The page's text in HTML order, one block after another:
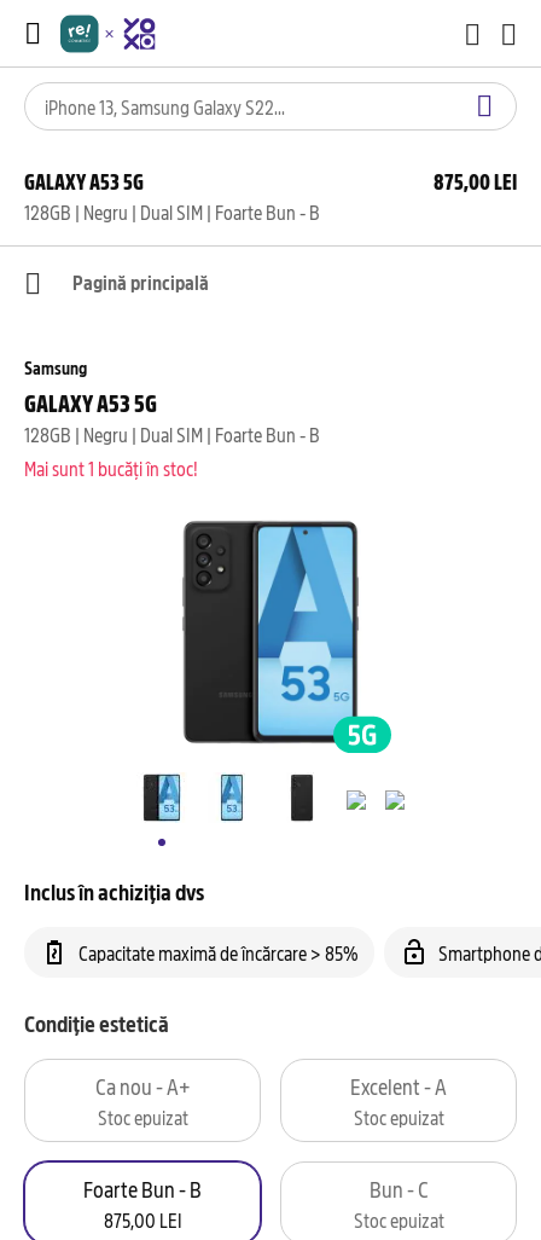
GALAXY A53 5G
128GB | Negru | Dual SIM | Foarte Bun - B
875,00 LEI
Pagină principală
Samsung
GALAXY A53 5G
128GB | Negru | Dual SIM | Foarte Bun - B
Mai sunt 1 bucăți în stoc!
Inclus în achiziția dvs
Capacitate maximă de încărcare > 85% Smartphone
Condiție estetică
Ca nou - A+
Stoc epuizat
Excelent - A
Stoc epuizat
Foarte Bun - B
875,00 LEI
Bun - C
Stoc epuizat